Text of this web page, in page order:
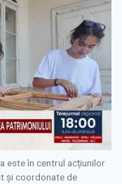
este în centrul acțiunilor
și coordonate de